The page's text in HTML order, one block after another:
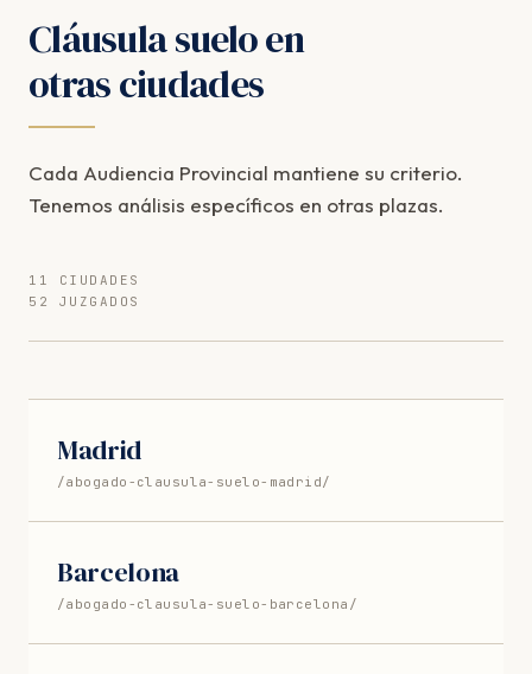
Cláusula suelo en
otras ciudades
Cada Audiencia Provincial mantiene su criterio.
Tenemos análisis específicos en otras plazas.
11 CIUDADES
52 JUZGADOS
Madrid
/abogado-clausula-suelo-madrid/
Barcelona
/abogado-clausula-suelo-barcelona/